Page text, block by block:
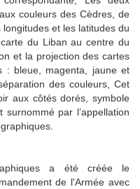
couleurs des Cèdres, de
longitudes et les latitudes du
du Liban au centre du
et la projection des cartes
: bleue, magenta, jaune et
des couleurs, Cet
aux côtés dorés, symbole
par l’appellation
a été créée le
de l'Armée avec